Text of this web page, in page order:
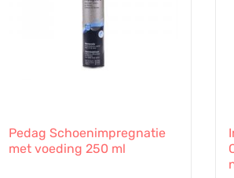
Pedag Schoenimpregnatie
met voeding 250 ml